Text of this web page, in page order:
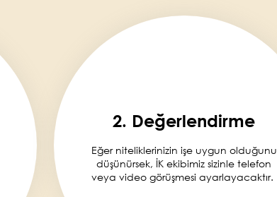
2. Değerlendirme
Eğer niteliklerinizin işe uygun olduğunu
düşünürsek, İK ekibimiz sizinle telefon
veya video görüşmesi ayarlayacaktır.